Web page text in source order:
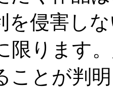
を侵害し
限ります
ことが判